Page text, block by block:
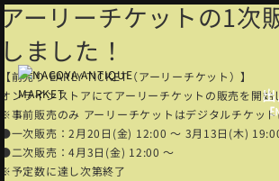
アーリーチケットの1次
しました！
【前売り EARLY TICKET（アーリーチケット）】
オンラインストアにてアーリーチケットの販売を開始
※事前販売のみ アーリーチケットはデジタルチケッ
●一次販売：2月20日(金) 12:00 〜 3月13日(木)
●二次販売：4月3日(金) 12:00 〜
※予定数に達し次第終了